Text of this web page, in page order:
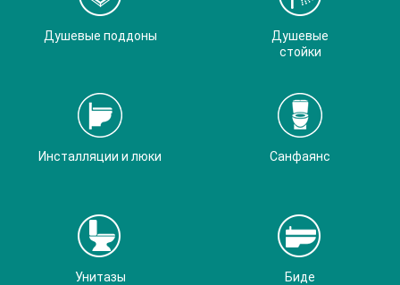
Душевые поддоны
Душевые
стойки
Инсталляции и люки Санфаянс
Унитазы Биде